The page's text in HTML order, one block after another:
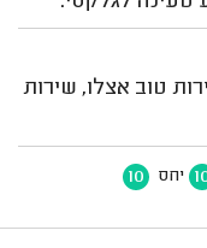
טוב אצלו, שירות
יחס 10